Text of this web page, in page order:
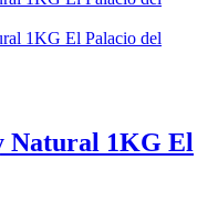
Natural 1KG El